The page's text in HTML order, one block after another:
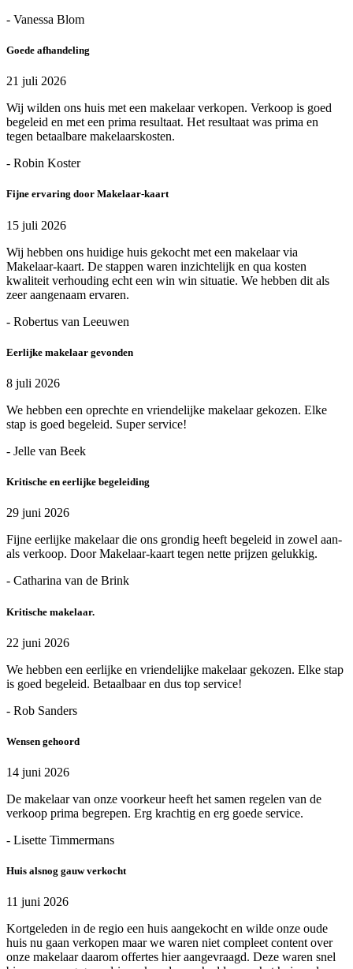
- Vanessa Blom
Goede afhandeling
21 juli 2026
Wij wilden ons huis met een makelaar verkopen. Verkoop is goed
begeleid en met een prima resultaat. Het resultaat was prima en
tegen betaalbare makelaarskosten.
- Robin Koster
Fijne ervaring door Makelaar-kaart
15 juli 2026
Wij hebben ons huidige huis gekocht met een makelaar via
Makelaar-kaart. De stappen waren inzichtelijk en qua kosten
kwaliteit verhouding echt een win win situatie. We hebben dit als
zeer aangenaam ervaren.
- Robertus van Leeuwen
Eerlijke makelaar gevonden
8 juli 2026
We hebben een oprechte en vriendelijke makelaar gekozen. Elke
stap is goed begeleid. Super service!
- Jelle van Beek
Kritische en eerlijke begeleiding
29 juni 2026
Fijne eerlijke makelaar die ons grondig heeft begeleid in zowel aan-
als verkoop. Door Makelaar-kaart tegen nette prijzen gelukkig.
- Catharina van de Brink
Kritische makelaar.
22 juni 2026
We hebben een eerlijke en vriendelijke makelaar gekozen. Elke stap
is goed begeleid. Betaalbaar en dus top service!
- Rob Sanders
Wensen gehoord
14 juni 2026
De makelaar van onze voorkeur heeft het samen regelen van de
verkoop prima begrepen. Erg krachtig en erg goede service.
- Lisette Timmermans
Huis alsnog gauw verkocht
11 juni 2026
Kortgeleden in de regio een huis aangekocht en wilde onze oude
huis nu gaan verkopen maar we waren niet compleet content over
onze makelaar daarom offertes hier aangevraagd. Deze waren snel